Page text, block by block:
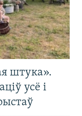
штука».
усё і